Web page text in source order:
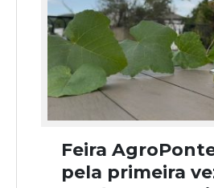
Feira
pela primeira